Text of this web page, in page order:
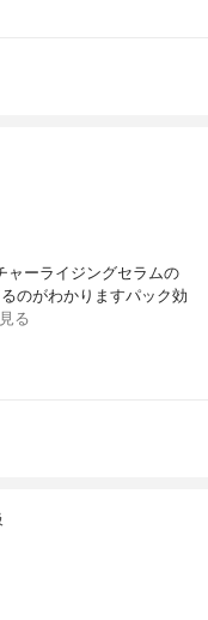
ャーライジングセラムの
のがわかりますパック効
る